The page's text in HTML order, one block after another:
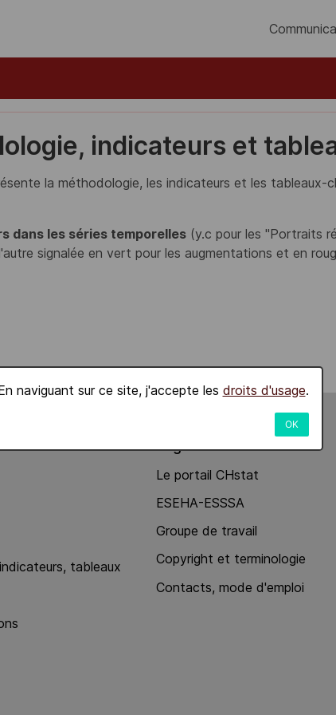
indicateurs et
la méthodologie, les indicateurs et les tableaux-
dans les séries temporelles (y.c pour les "Portraits
signalée en vert pour les augmentations et en
naviguant sur ce site, j'accepte les droits d'usage.
OK
tableaux
Organisation
Le portail CHstat
ESEHA-ESSSA
Groupe de travail
Copyright et terminologie
Contacts, mode d'emploi